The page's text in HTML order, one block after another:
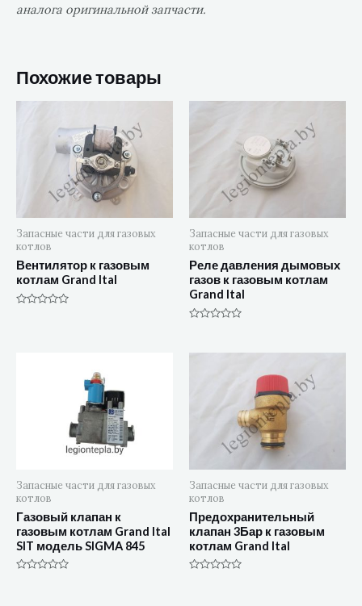
аналога оригинальной запчасти.
Похожие товары
Запасные части для газовых
котлов
Вентилятор к газовым
котлам Grand Ital
Запасные части для газовых
котлов
Реле давления дымовых
газов к газовым котлам
Grand Ital
Запасные части для газовых
котлов
Газовый клапан к
газовым котлам Grand Ital
SIT модель SIGMA 845
Запасные части для газовых
котлов
Предохранительный
клапан 3Бар к газовым
котлам Grand Ital